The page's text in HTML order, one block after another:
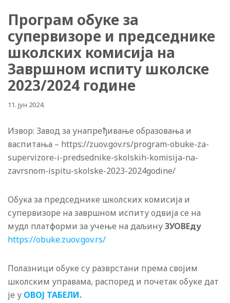
Програм обуке за
супервизоре и председнике
школских комисија на
Завршном испиту школске
2023/2024 године
11. јун 2024.
Извор: Завод за унапређивање образовања и
васпитања – https://zuov.gov.rs/program-obuke-za-
supervizore-i-predsednike-skolskih-komisija-na-
zavrsnom-ispitu-skolske-2023-2024godine/
Обука за председнике школских комисија и
супервизоре на завршном испиту одвија се на
мудл платформи за учење на даљинуЗУОВЕду
https://obuke.zuov.gov.rs/
Полазници обуке су разврстани према својим
школским управама, распоред и почетак обуке дат
је у ОВОЈ ТАБЕЛИ.